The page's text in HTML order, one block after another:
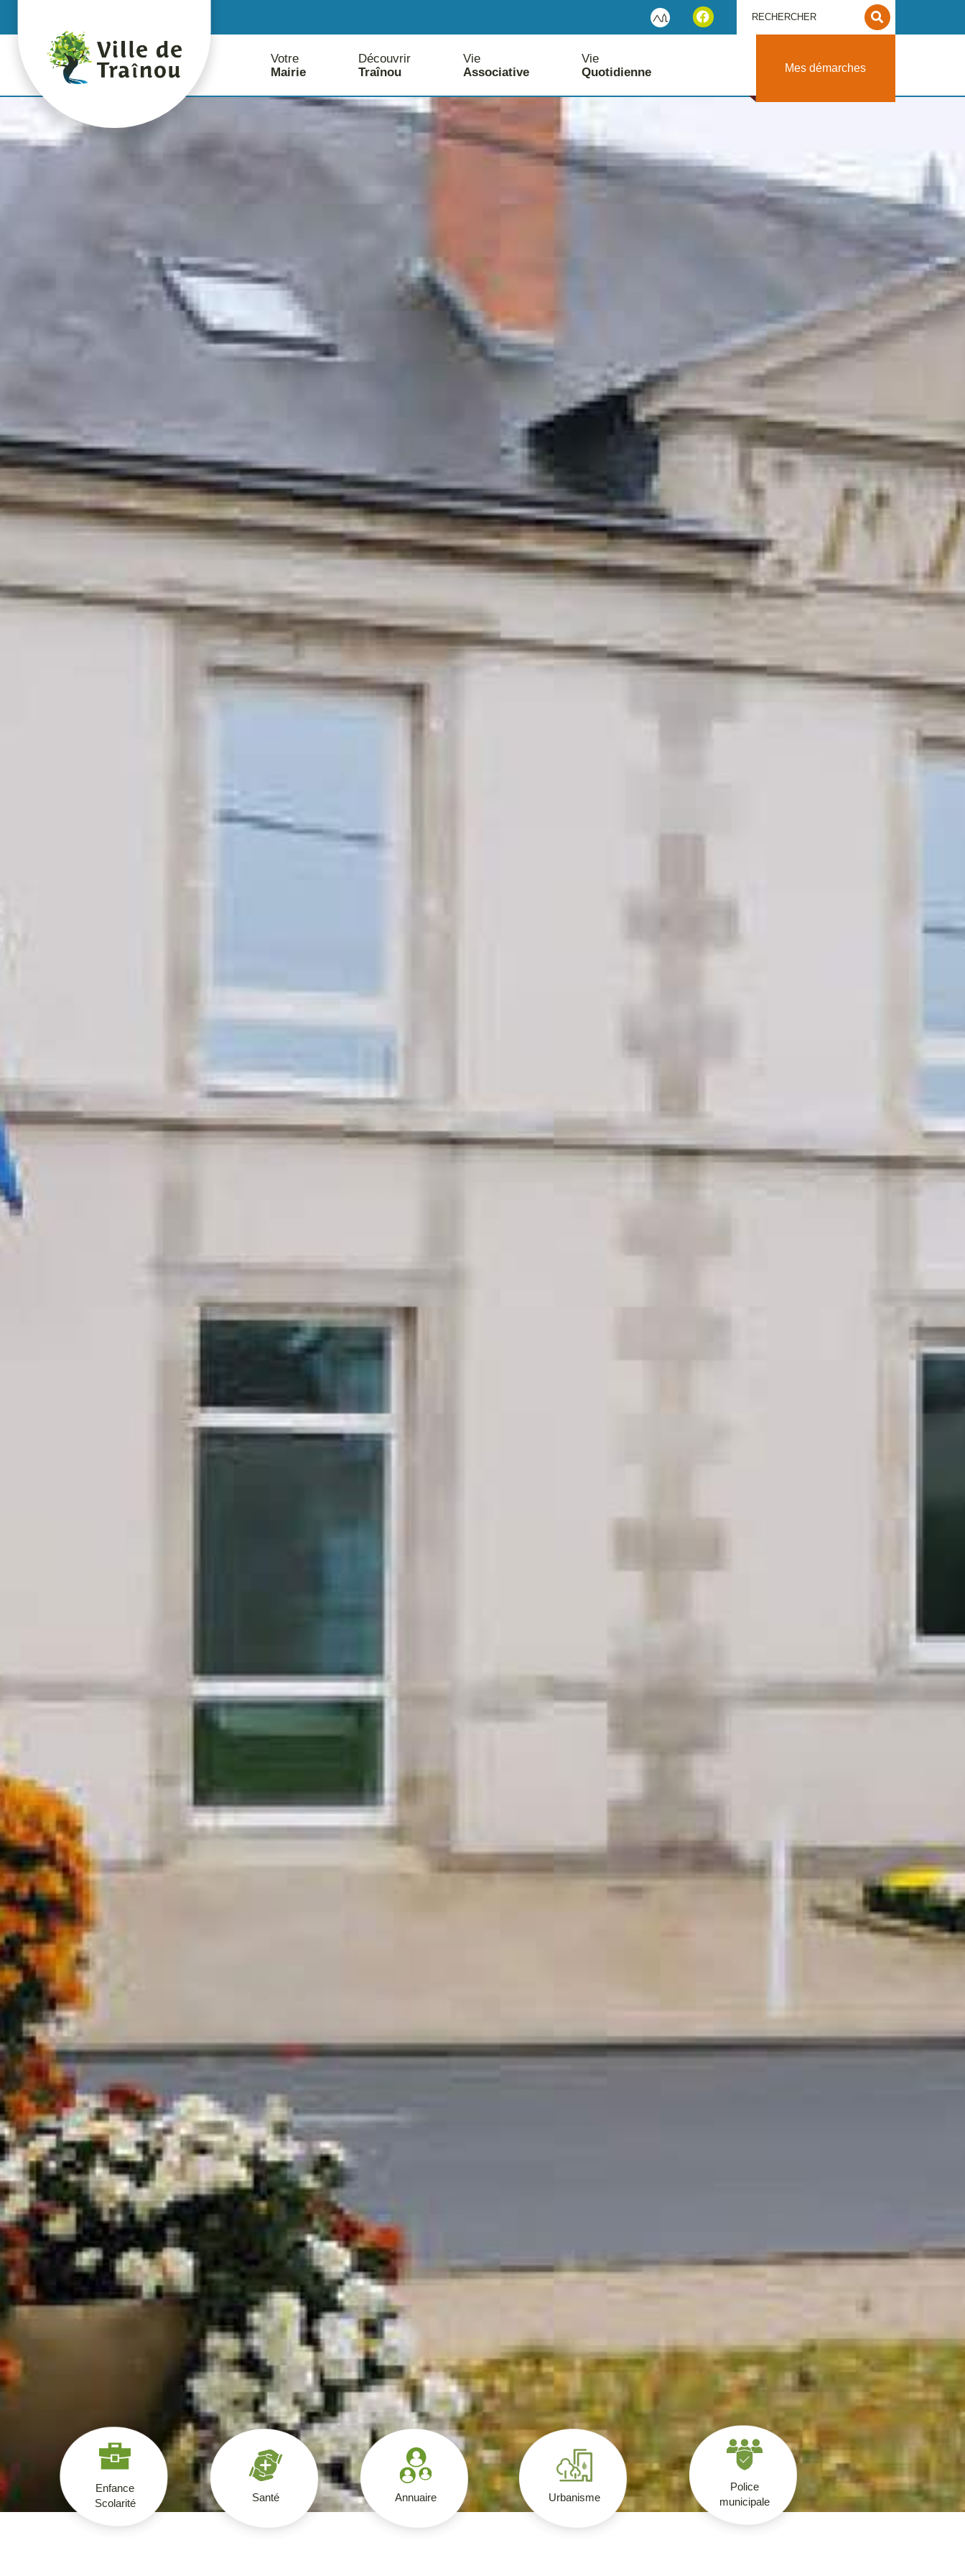
Votre
Mairie
Découvrir
Traînou
Vie
Associative
Vie
Quotidienne
Mes démarches
Enfance
Scolarité
Santé Annuaire Urbanisme
Police
municipale